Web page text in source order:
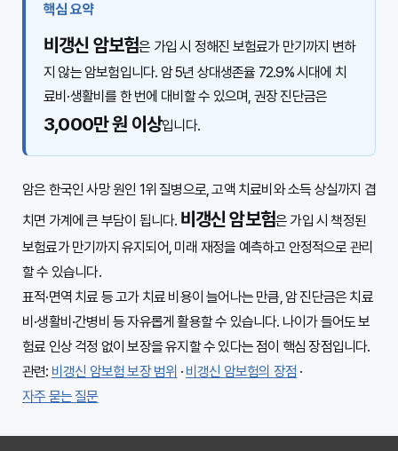
핵심 요약
비갱신 암보험은 가입 시 정해진 보험료가 만기까지 변하
지 않는 암보험입니다. 암 5년 상대생존율 72.9% 시대에 치
료비·생활비를 한 번에 대비할 수 있으며, 권장 진단금은
3,000만 원 이상입니다.
암은 한국인 사망 원인 1위 질병으로, 고액 치료비와 소득 상실까지 겹
치면 가계에 큰 부담이 됩니다. 비갱신 암보험은 가입 시 책정된
보험료가 만기까지 유지되어, 미래 재정을 예측하고 안정적으로 관리
할 수 있습니다.
표적·면역 치료 등 고가 치료 비용이 늘어나는 만큼, 암 진단금은 치료
비·생활비·간병비 등 자유롭게 활용할 수 있습니다. 나이가 들어도 보
험료 인상 걱정 없이 보장을 유지할 수 있다는 점이 핵심 장점입니다.
관련: 비갱신 암보험 보장 범위 · 비갱신 암보험의 장점 ·
자주 묻는 질문